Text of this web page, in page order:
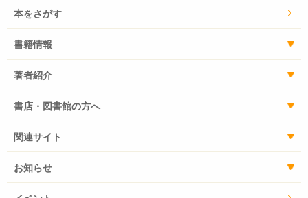
本をさがす
書籍情報
著者紹介
書店・図書館の方へ
関連サイト
お知らせ